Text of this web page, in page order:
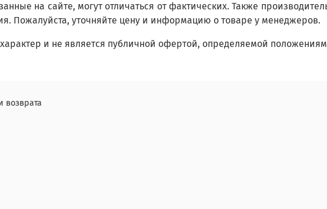
на сайте, могут отличаться от фактических. Также
Пожалуйста, уточняйте цену и информацию о товаре у менеджеров.
и не является публичной офертой, определяемой
возврата